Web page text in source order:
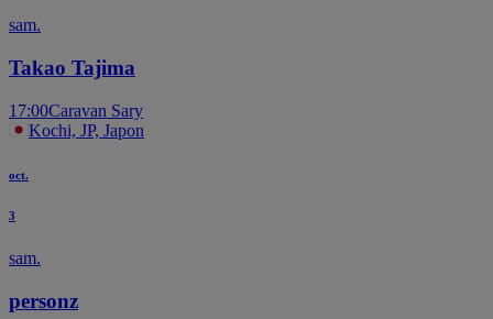
sam.
Takao Tajima
17:00Caravan Sary
Kochi, JP, Japon
oct.
3
sam.
personz